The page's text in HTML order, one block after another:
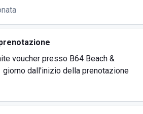
voucher presso B64 Beach &
giorno dall'inizio della prenotazione